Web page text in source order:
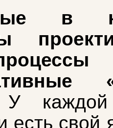
в
каждой
есть свой